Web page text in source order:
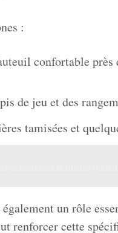
:
confortable
de jeu et des
tamisées et
un rôle
renforcer cette